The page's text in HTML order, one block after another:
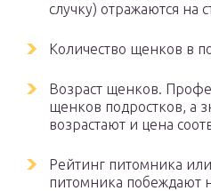
случку) отражаются на
Количество щенков в
Возраст щенков.
щенков подростков, а
возрастают и цена
Рейтинг питомника
питомника побеждают